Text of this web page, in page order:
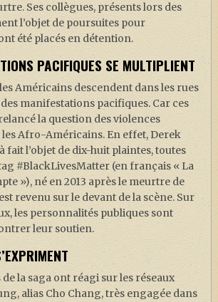
Ses collègues, présents lors des
l’objet de poursuites pour
été placés en détention.
PACIFIQUES SE MULTIPLIENT
Américains descendent dans les rues
manifestations pacifiques. Car ces
la question des violences
Afro-Américains. En effet, Derek
fait l’objet de dix-huit plaintes, toutes
#BlackLivesMatter (en français « La
»), né en 2013 après le meurtre de
revenu sur le devant de la scène. Sur
les personnalités publiques sont
leur soutien.
la saga ont réagi sur les réseaux
alias Cho Chang, très engagée dans